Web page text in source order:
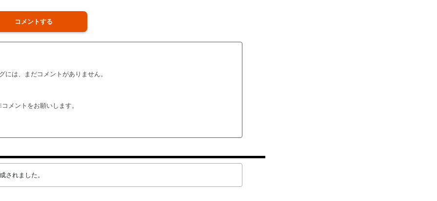
コメントする
には、まだコメントがありません。
コメントをお願いします。
されました。